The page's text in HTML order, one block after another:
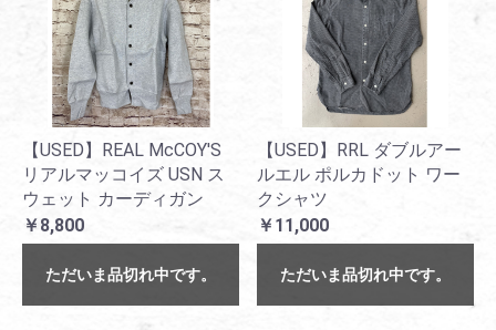
【USED】REAL McCOY'S
リアルマッコイズ USN ス
ウェット カーディガン
￥8,800
ただいま品切れ中です。
【USED】RRL ダブルアー
ルエル ポルカドット ワー
クシャツ
￥11,000
ただいま品切れ中です。